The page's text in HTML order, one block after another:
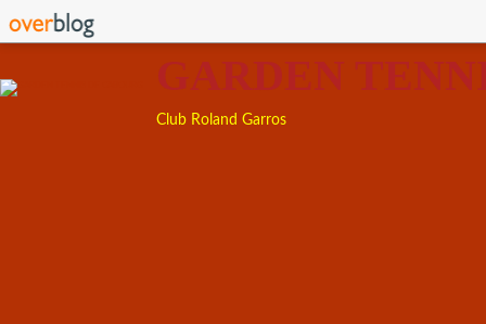
GARDEN
Club Roland Garros